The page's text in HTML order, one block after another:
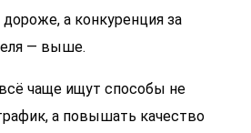
а конкуренция за
— выше.
чаще ищут способы не
а повышать качество